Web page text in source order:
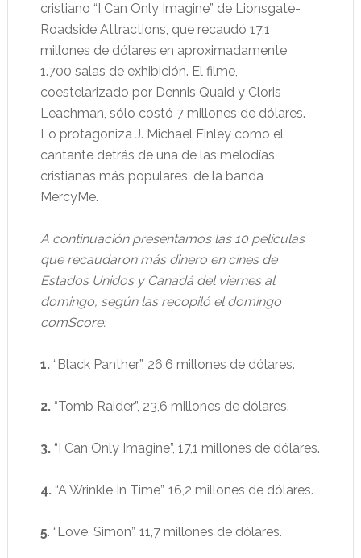
cristiano “I Can Only Imagine” de Lionsgate-
Roadside Attractions, que recaudó 17,1
millones de dólares en aproximadamente
1.700 salas de exhibición. El filme,
coestelarizado por Dennis Quaid y Cloris
Leachman, sólo costó 7 millones de dólares.
Lo protagoniza J. Michael Finley como el
cantante detrás de una de las melodías
cristianas más populares, de la banda
MercyMe.
A continuación presentamos las 10 películas
que recaudaron más dinero en cines de
Estados Unidos y Canadá del viernes al
domingo, según las recopiló el domingo
comScore:
1. “Black Panther”, 26,6 millones de dólares.
2.“Tomb Raider”, 23,6 millones de dólares.
3.“I Can Only Imagine”, 17,1 millones de dólares.
4.“A Wrinkle In Time”, 16,2 millones de dólares.
5. “Love, Simon”, 11,7 millones de dólares.